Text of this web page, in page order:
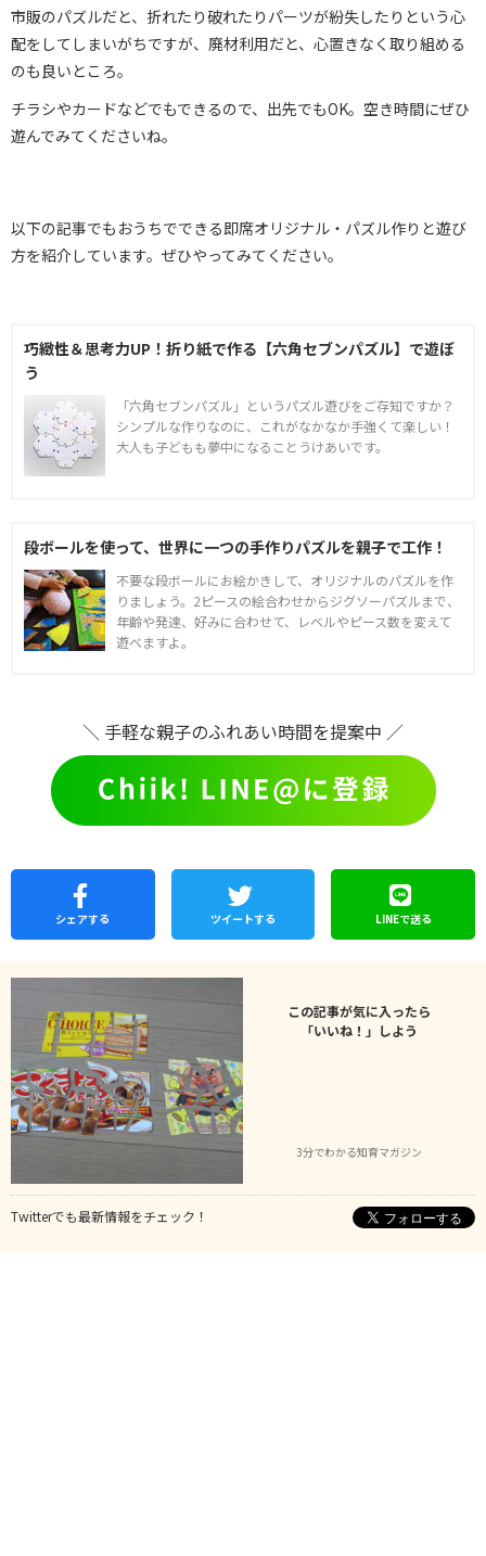
市販のパズルだと、折れたり破れたりパーツが紛失したりという心
配をしてしまいがちですが、廃材利用だと、心置きなく取り組める
のも良いところ。
チラシやカードなどでもできるので、出先でもOK。空き時間にぜひ
遊んでみてくださいね。
以下の記事でもおうちでできる即席オリジナル・パズル作りと遊び
方を紹介しています。ぜひやってみてください。
巧緻性＆思考力UP！折り紙で作る【六角セブンパズル】で遊ぼ
う
「六角セブンパズル」というパズル遊びをご存知ですか？
シンプルな作りなのに、これがなかなか手強くて楽しい！
大人も子どもも夢中になることうけあいです。
段ボールを使って、世界に一つの手作りパズルを親子で工作！
不要な段ボールにお絵かきして、オリジナルのパズルを作
りましょう。2ピースの絵合わせからジグソーパズルまで、
年齢や発達、好みに合わせて、レベルやピース数を変えて
遊べますよ。
＼ 手軽な親子のふれあい時間を提案中 ／
シェアする ツイートする LINEで送る
この記事が気に入ったら
「いいね！」しよう
3分でわかる知育マガジン
Twitterでも最新情報をチェック！